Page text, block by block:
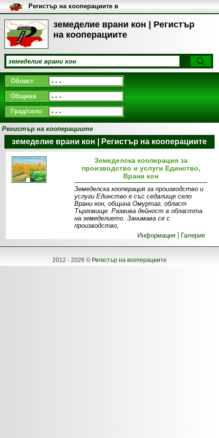
земеделие врани кон | Регистър
на кооперациите
Регистър на кооперациите в
България
Област
Община
Град/село
Регистър на кооперациите
земеделие врани кон | Регистър на кооперациите
Земеделска кооперация за
производство и услуги Единство,
Врани кон
Земеделска кооперация за производство и
услуги Единство е със седалище село
Врани кон, община Омуртаг, област
Търговище. Развива дейност в областта
на земеделието. Занимава се с
производство,
Информация
Галерия
2012 - 2026 © Регистър на кооперациите